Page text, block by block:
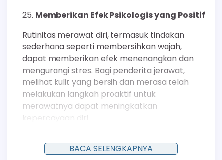
Memberikan Efek Psikologis yang Positif
Rutinitas merawat diri, termasuk tindakan
sederhana seperti membersihkan wajah,
dapat memberikan efek menenangkan dan
mengurangi stres. Bagi penderita jerawat,
melihat kulit yang bersih dan merasa telah
melakukan langkah proaktif untuk
merawatnya dapat meningkatkan
kepercayaan diri.
dari manajemen kondisi kulit kronis.
BACA SELENGKAPNYA